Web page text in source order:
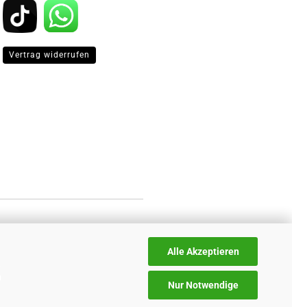
Alle Akzeptieren
Nur Notwendige
Vertrag widerrufen